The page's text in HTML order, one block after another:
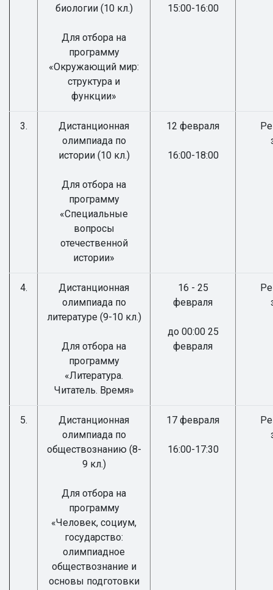
биологии (10 кл.)
Для отбора на
программу
«Окружающий мир:
структура и
функции»
15:00-16:00
3.
Дистанционная
олимпиада по
истории (10 кл.)
Для отбора на
программу
«Специальные
вопросы
отечественной
истории»
12 февраля
16:00-18:00
4.
Дистанционная
олимпиада по
литературе (9-10 кл.)
Для отбора на
программу
«Литература.
Читатель. Время»
16 - 25
февраля
до 00:00 25
февраля
5.
Дистанционная
олимпиада по
обществознанию (8-
9 кл.)
Для отбора на
программу
«Человек, социум,
государство:
олимпиадное
обществознание и
основы подготовки
17 февраля
16:00-17:30